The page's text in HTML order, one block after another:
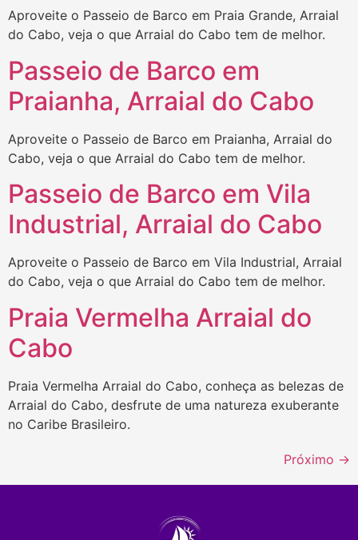
Aproveite o Passeio de Barco em Praia Grande, Arraial
do Cabo, veja o que Arraial do Cabo tem de melhor.
Passeio de Barco em
Praianha, Arraial do Cabo
Aproveite o Passeio de Barco em Praianha, Arraial do
Cabo, veja o que Arraial do Cabo tem de melhor.
Passeio de Barco em Vila
Industrial, Arraial do Cabo
Aproveite o Passeio de Barco em Vila Industrial, Arraial
do Cabo, veja o que Arraial do Cabo tem de melhor.
Praia Vermelha Arraial do
Cabo
Praia Vermelha Arraial do Cabo, conheça as belezas de
Arraial do Cabo, desfrute de uma natureza exuberante
no Caribe Brasileiro.
Próximo →